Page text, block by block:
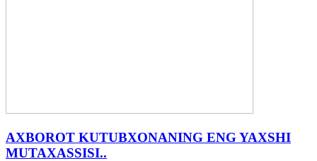
AXBOROT KUTUBXONANING ENG YAXSHI
MUTAXASSISI..